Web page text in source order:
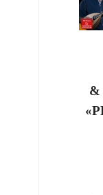
&